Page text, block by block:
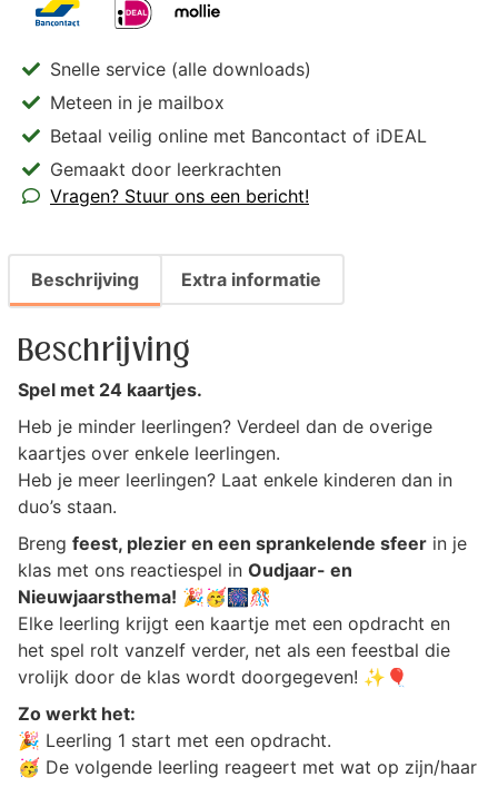
Snelle service (alle downloads)
Meteen in je mailbox
Betaal veilig online met Bancontact of iDEAL
Gemaakt door leerkrachten
Vragen? Stuur ons een bericht!
Beschrijving Extra informatie
Beschrijving
Spel met 24 kaartjes.
Heb je minder leerlingen? Verdeel dan de overige
kaartjes over enkele leerlingen.
Heb je meer leerlingen? Laat enkele kinderen dan in
duo’s staan.
Breng feest, plezier en een sprankelende sfeer in je
klas met ons reactiespel in Oudjaar- en
Nieuwjaarsthema! 🎉🥳🎆🎊
Elke leerling krijgt een kaartje met een opdracht en
het spel rolt vanzelf verder, net als een feestbal die
vrolijk door de klas wordt doorgegeven! ✨🎈
Zo werkt het:
🎉 Leerling 1 start met een opdracht.
🥳 De volgende leerling reageert met wat op zijn/haar